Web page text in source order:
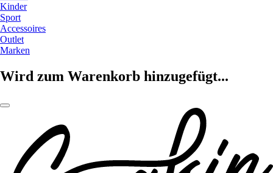
Kinder
Sport
Accessoires
Outlet
Marken
Wird zum Warenkorb hinzugefügt...